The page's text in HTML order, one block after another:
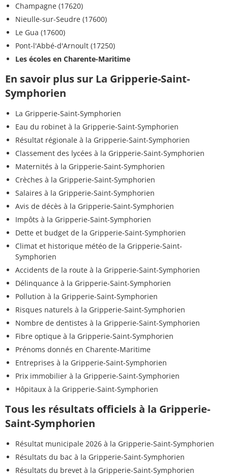
Champagne (17620)
Nieulle-sur-Seudre (17600)
Le Gua (17600)
Pont-l'Abbé-d'Arnoult (17250)
Les écoles en Charente-Maritime
En savoir plus sur La Gripperie-Saint-
Symphorien
La Gripperie-Saint-Symphorien
Eau du robinet à la Gripperie-Saint-Symphorien
Résultat régionale à la Gripperie-Saint-Symphorien
Classement des lycées à la Gripperie-Saint-Symphorien
Maternités à la Gripperie-Saint-Symphorien
Crèches à la Gripperie-Saint-Symphorien
Salaires à la Gripperie-Saint-Symphorien
Avis de décès à la Gripperie-Saint-Symphorien
Impôts à la Gripperie-Saint-Symphorien
Dette et budget de la Gripperie-Saint-Symphorien
Climat et historique météo de la Gripperie-Saint-
Symphorien
Accidents de la route à la Gripperie-Saint-Symphorien
Délinquance à la Gripperie-Saint-Symphorien
Pollution à la Gripperie-Saint-Symphorien
Risques naturels à la Gripperie-Saint-Symphorien
Nombre de dentistes à la Gripperie-Saint-Symphorien
Fibre optique à la Gripperie-Saint-Symphorien
Prénoms donnés en Charente-Maritime
Entreprises à la Gripperie-Saint-Symphorien
Prix immobilier à la Gripperie-Saint-Symphorien
Hôpitaux à la Gripperie-Saint-Symphorien
Tous les résultats officiels à la Gripperie-
Saint-Symphorien
Résultat municipale 2026 à la Gripperie-Saint-Symphorien
Résultats du bac à la Gripperie-Saint-Symphorien
Résultats du brevet à la Gripperie-Saint-Symphorien